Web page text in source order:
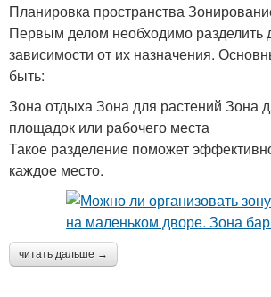
Планировка пространства
Первым делом необходимо разделить
зависимости от их назначения.
быть:
Зона отдыха Зона для растений Зона
площадок или рабочего места
Такое разделение поможет
каждое место.
читать дальше →